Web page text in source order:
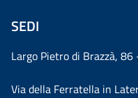
SEDI
Largo Pietro di Brazzà,
Via della Ferratella in